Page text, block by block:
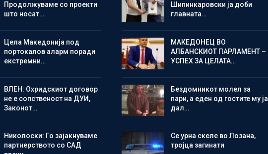
Продолжуваме со проекти
што носат…
Цела Македонија под
портокалов аларм поради
екстремни…
ВЛЕН: Охридскиот договор
не е сопственост на ДУИ,
Законот…
Николоски: Го зајакнуваме
партнерството со САД
Шипинкаровски ја доби
главната…
МАКЕДОНЕЦ ВО
АЛБАНСКИОТ ПАРЛАМЕНТ –
УСПЕХ ЗА ЦЕЛАТА…
Бездомникот молел за
пари, а еден од гостите му ја
дал…
Се урна скеле во Лозана,
тројца загинати